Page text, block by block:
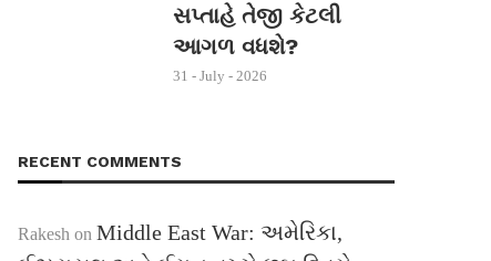
સપ્તાહે તેજી કેટલી
આગળ વધશે?
31 - July - 2026
RECENT COMMENTS
Rakesh on Middle East War: અમેરિકા,